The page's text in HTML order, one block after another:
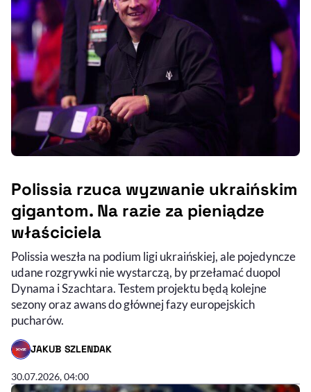
Polissia rzuca wyzwanie ukraińskim
gigantom. Na razie za pieniądze
właściciela
Polissia weszła na podium ligi ukraińskiej, ale pojedyncze
udane rozgrywki nie wystarczą, by przełamać duopol
Dynama i Szachtara. Testem projektu będą kolejne
sezony oraz awans do głównej fazy europejskich
pucharów.
JAKUB SZLENDAK
- AUTOR ARTYKUŁU - PROFIL
30.07.2026, 04:00